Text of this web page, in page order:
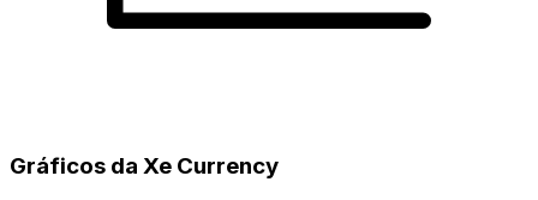
Gráficos da Xe Currency